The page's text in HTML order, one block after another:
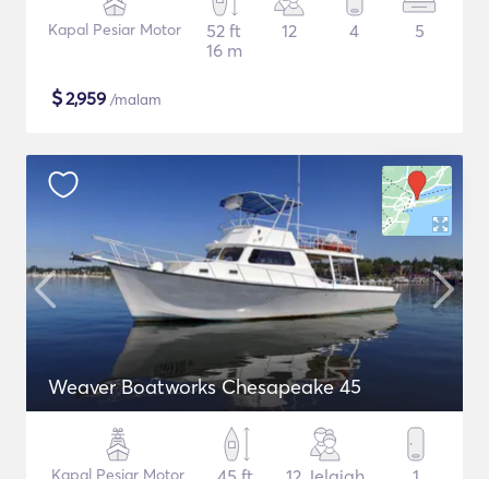
Kapal Pesiar Motor
52 ft
16 m
12 4 5
$2,959 /malam
Weaver Boatworks Chesapeake 45
Kapal Pesiar Motor